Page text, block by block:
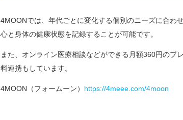
4MOONでは、年代ごとに変化する個別のニーズに合わ
心と身体の健康状態を記録することが可能です。
また、オンライン医療相談などができる月額360円のプ
料連携もしています。
4MOON（フォームーン） https://4meee.com/4moon